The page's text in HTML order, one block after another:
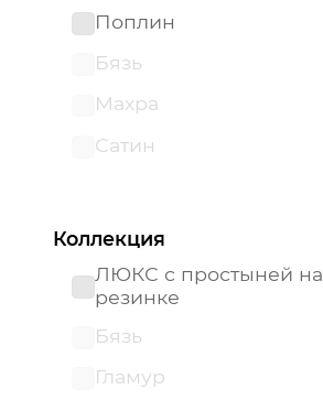
Поплин
Бязь
Махра
Сатин
Коллекция
ЛЮКС с простыней на
резинке
Бязь
Гламур